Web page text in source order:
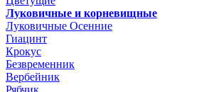
Луковичные и корневищные
Луковичные Осенние
Гиацинт
Крокус
Безвременник
Вербейник
Рябчик